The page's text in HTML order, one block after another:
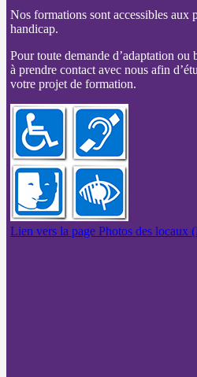
Nos formations sont accessibles aux
handicap.
Pour toute demande d’adaptation ou
à prendre contact avec nous afin
votre projet de formation.
Lien vers la page Photos des locaux